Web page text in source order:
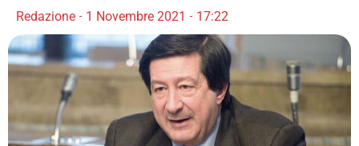
Redazione 1 Novembre 2021 17:22